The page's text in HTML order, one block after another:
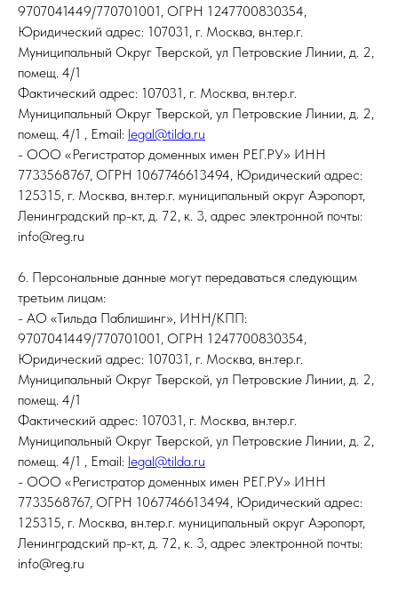
9707041449/770701001, ОГРН 1247700830354,
Юридический адрес: 107031, г. Москва, вн.тер.г.
Муниципальный Округ Тверской, ул Петровские Линии, д. 2,
помещ. 4/1
Фактический адрес: 107031, г. Москва, вн.тер.г.
Муниципальный Округ Тверской, ул Петровские Линии, д. 2,
помещ. 4/1 , Email: legal@tilda.ru
- ООО «Регистратор доменных имен РЕГ.РУ» ИНН
7733568767, ОГРН 1067746613494, Юридический адрес:
125315, г. Москва, вн.тер.г. муниципальный округ Аэропорт,
Ленинградский пр-кт, д. 72, к. 3, адрес электронной почты:
info@reg.ru
6. Персональные данные могут передаваться следующим
третьим лицам:
- АО «Тильда Паблишинг», ИНН/КПП:
9707041449/770701001, ОГРН 1247700830354,
Юридический адрес: 107031, г. Москва, вн.тер.г.
Муниципальный Округ Тверской, ул Петровские Линии, д. 2,
помещ. 4/1
Фактический адрес: 107031, г. Москва, вн.тер.г.
Муниципальный Округ Тверской, ул Петровские Линии, д. 2,
помещ. 4/1 , Email: legal@tilda.ru
- ООО «Регистратор доменных имен РЕГ.РУ» ИНН
7733568767, ОГРН 1067746613494, Юридический адрес:
125315, г. Москва, вн.тер.г. муниципальный округ Аэропорт,
Ленинградский пр-кт, д. 72, к. 3, адрес электронной почты:
info@reg.ru